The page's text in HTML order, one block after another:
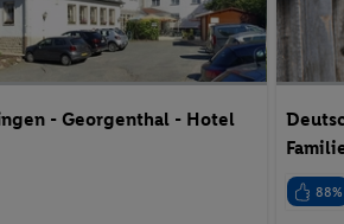
- Georgenthal - Hotel
88%